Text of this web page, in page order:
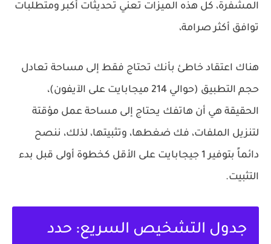
المشفرة، كل هذه الميزات تعني تحديثات أكبر ومتطلبات
توافق أكثر صرامة،
هناك اعتقاد خاطئ بأنك تحتاج فقط إلى مساحة تعادل
حجم التطبيق (حوالي 214 ميجابايت على الآيفون)،
الحقيقة هي أن هاتفك يحتاج إلى مساحة عمل مؤقتة
لتنزيل الملفات، فك ضغطها، وتثبيتها، لذلك، ننصح
دائماً بتوفير 1 جيجابايت على الأقل
كخطوة أولى قبل بدء
التثبيت.
جدول التشخيص السريع: حدد